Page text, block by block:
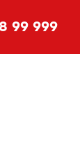
99 999